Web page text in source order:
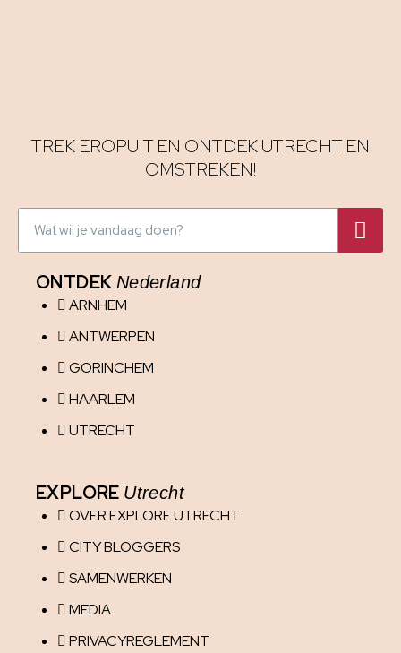
TREK EROPUIT EN ONTDEK UTRECHT EN
OMSTREKEN!
ONTDEK Nederland
ARNHEM
ANTWERPEN
GORINCHEM
HAARLEM
UTRECHT
EXPLORE Utrecht
OVER EXPLORE UTRECHT
CITY BLOGGERS
SAMENWERKEN
MEDIA
PRIVACYREGLEMENT